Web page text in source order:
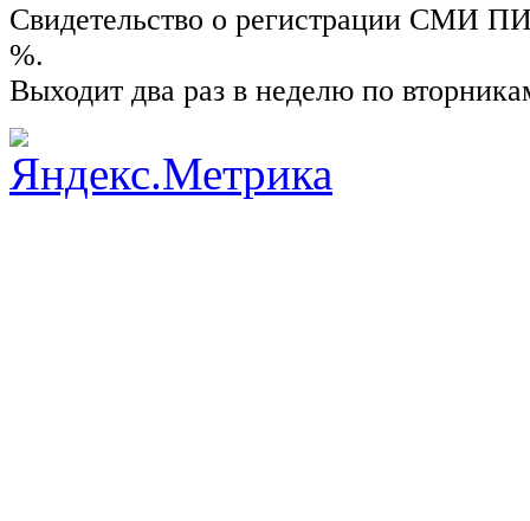
Свидетельство о регистрации СМИ
%.
Выходит два раз в неделю по